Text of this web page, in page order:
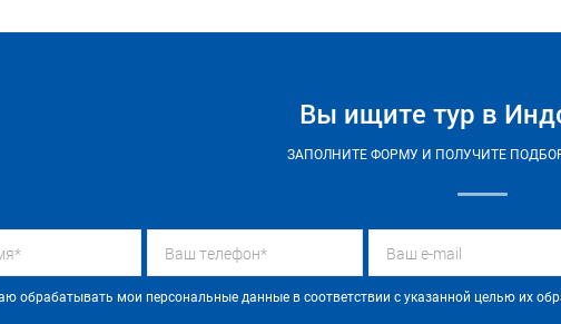
Вы ищите тур в
ЗАПОЛНИТЕ ФОРМУ И ПОЛУЧИТЕ
обрабатывать мои персональные данные в соответствии с указанной целью их